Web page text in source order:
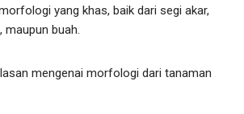
yang khas, baik dari segi akar,
maupun buah.
mengenai morfologi dari tanaman